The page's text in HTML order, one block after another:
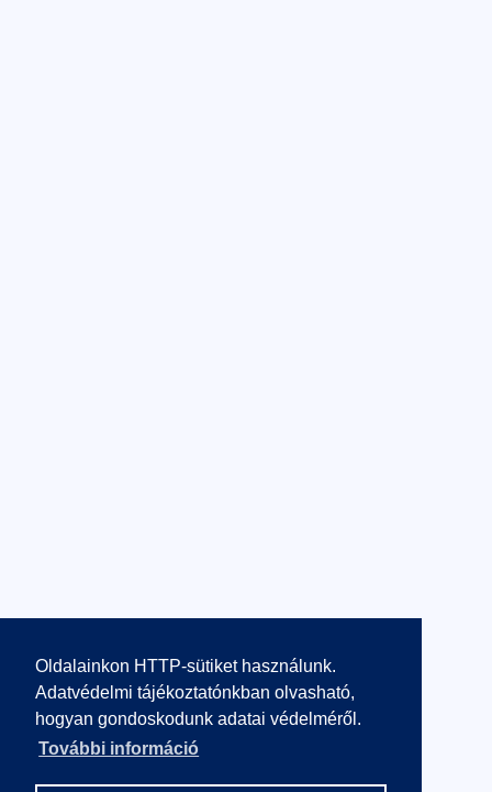
Oldalainkon HTTP-sütiket használunk.
Adatvédelmi tájékoztatónkban olvasható,
hogyan gondoskodunk adatai védelméről.
További információ